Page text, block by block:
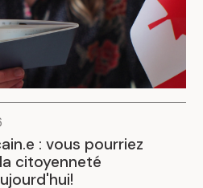
: vous pourriez
citoyenneté